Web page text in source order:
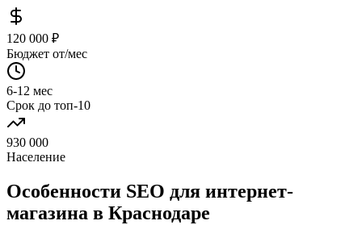
120 000 ₽
Бюджет от/мес
6-12 мес
Срок до топ-10
930 000
Население
Особенности SEO для интернет-
магазина в Краснодаре